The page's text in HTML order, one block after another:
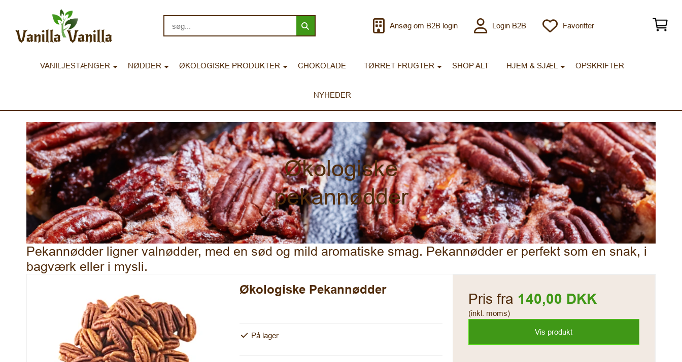
Ansøg om B2B login Login B2B Favoritter
VANILJESTÆNGER NØDDER ØKOLOGISKE PRODUKTER CHOKOLADE TØRRET FRUGTER SHOP ALT HJEM & SJÆL OPSKRIFTER
NYHEDER
Økologiske
pekannødder
Pekannødder ligner valnødder, med en sød og mild aromatiske smag. Pekannødder er perfekt som en snak, i
bagværk eller i mysli.
Økologiske Pekannødder
På lager
Pris fra 140,00 DKK
(inkl. moms)
Vis produkt